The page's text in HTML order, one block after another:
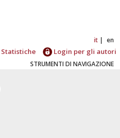
it en
Statistiche Login per gli autori
STRUMENTI DI NAVIGAZIONE